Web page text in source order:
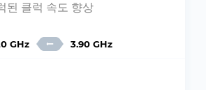
된 클럭 속도 향상
GHz 3.90 GHz